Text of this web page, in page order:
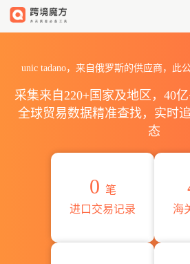
unic tadano，来自俄罗斯的供应商，此
采集来自220+国家及地区，40
全球贸易数据精准查找，实时
态
0 笔
进口交易记录
海